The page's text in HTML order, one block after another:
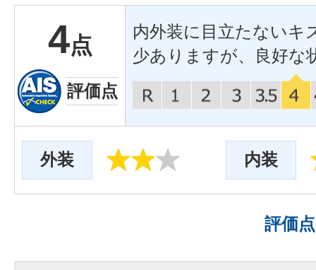
4点
評価点
内外装に目立たないキ
少ありますが、良好な
外装 内装
評価